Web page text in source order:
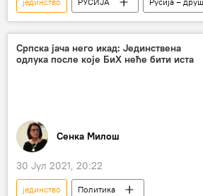
Владимир Путин
Култура
језик
измене
Српска јача него икад: Јединствена
одлука после које БиХ неће бити иста
Сенка Милош
30 Јул 2021, 20:22
јединство
Политика